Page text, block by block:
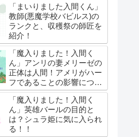
「まいりました入間くん」
教師(悪魔学校バビルス)の
ランクと、収穫祭の師匠を
紹介！
「魔入りました！入間く
ん」アンリの妻メリーゼの
正体は人間！アメリがハー
フであることの影響につい
て考察！
「魔入りました！入間く
ん」英雄バールの目的と
は？シュラ姫に気に入られ
る！！